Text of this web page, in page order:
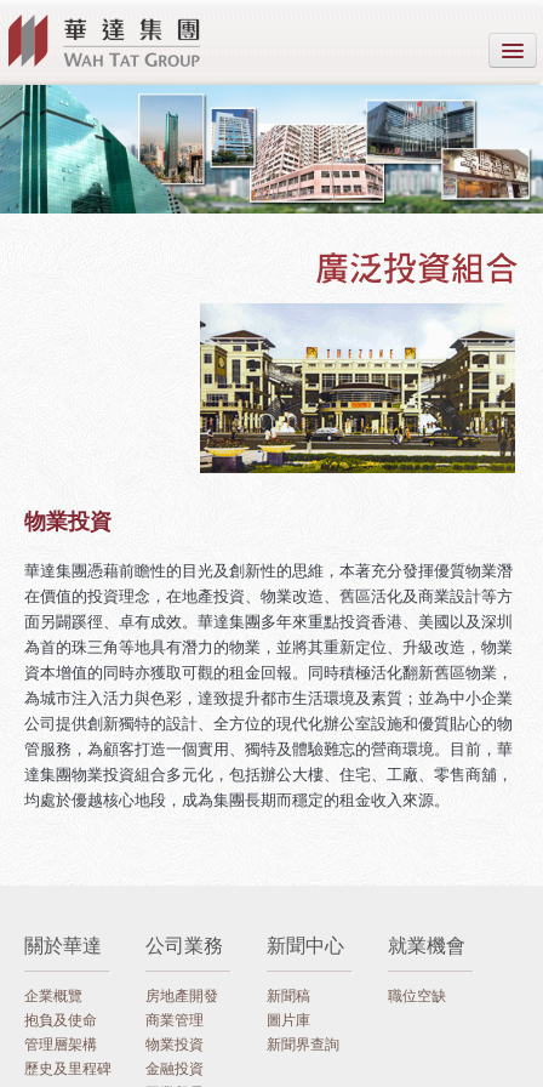
關於華達
公司業務
新聞中心
物業投資
華達集團憑藉前瞻性的目光及創新性的思維，本著充分發揮優質物業潛
在價值的投資理念，在地產投資、物業改造、舊區活化及商業設計等方
面另闢蹊徑、卓有成效。華達集團多年來重點投資香港、美國以及深圳
為首的珠三角等地具有潛力的物業，並將其重新定位、升級改造，物業
資本增值的同時亦獲取可觀的租金回報。同時積極活化翻新舊區物業，
為城市注入活力與色彩，達致提升都市生活環境及素質；並為中小企業
公司提供創新獨特的設計、全方位的現代化辦公室設施和優質貼心的物
管服務，為顧客打造一個實用、獨特及體驗難忘的營商環境。目前，華
達集團物業投資組合多元化，包括辦公大樓、住宅、工廠、零售商舖，
均處於優越核心地段，成為集團長期而穩定的租金收入來源。
關於華達
企業概覽
抱負及使命
管理層架構
歷史及里程碑
公司業務
房地產開發
商業管理
物業投資
金融投資
新聞中心
新聞稿
圖片庫
新聞界查詢
就業機會
職位空缺